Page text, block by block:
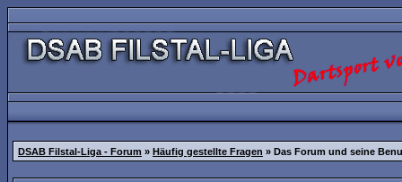
DSAB Filstal-Liga - Forum » Häufig gestellte Fragen » Das Forum und seine